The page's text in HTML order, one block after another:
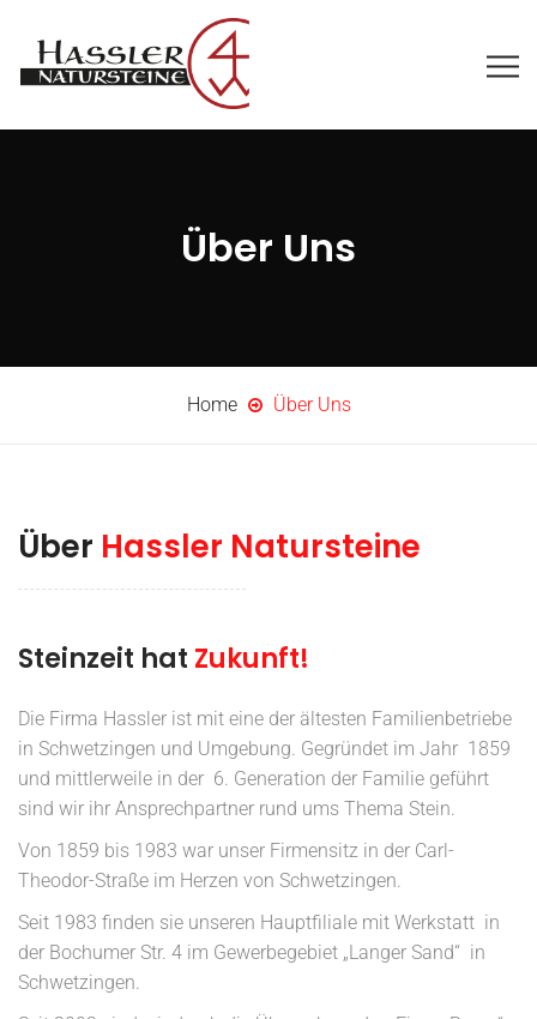
Über Uns
Home Über Uns
Über Hassler Natursteine
Steinzeit hat Zukunft!
Die Firma Hassler ist mit eine der ältesten Familienbetriebe
in Schwetzingen und Umgebung. Gegründet im Jahr 1859
und mittlerweile in der 6. Generation der Familie geführt
sind wir ihr Ansprechpartner rund ums Thema Stein.
Von 1859 bis 1983 war unser Firmensitz in der Carl-
Theodor-Straße im Herzen von Schwetzingen.
Seit 1983 finden sie unseren Hauptfiliale mit Werkstatt in
der Bochumer Str. 4 im Gewerbegebiet „Langer Sand“ in
Schwetzingen.